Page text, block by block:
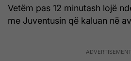
Vetëm pas 12 minutash lojë
me Juventusin që kaluan në